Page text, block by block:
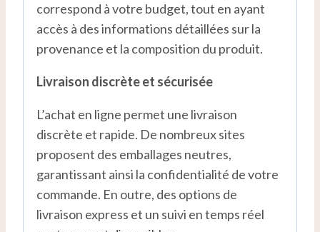
correspond à votre budget, tout en ayant
accès à des informations détaillées sur la
provenance et la composition du produit.
Livraison discrète et sécurisée
L’achat en ligne permet une livraison
discrète et rapide. De nombreux sites
proposent des emballages neutres,
garantissant ainsi la confidentialité de votre
commande. En outre, des options de
livraison express et un suivi en temps réel